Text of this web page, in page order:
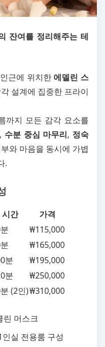
잔여를 정리해주는 테
근에 위치한 에델린 스
설계에 집중한 프라이
까지 모든 감각 요소를
수분 중심 마무리, 정숙
와 마음을 동시에 가볍
.
시간
가격
₩115,000
₩165,000
분
₩195,000
분
₩250,000
(2인)₩310,000
린 머스크
실 전용룸 구성